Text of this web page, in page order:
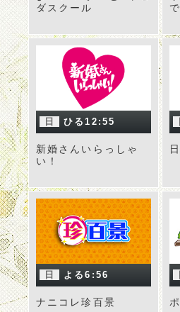
ダスクール
日 ひる12:55
新婚さんいらっしゃ
い！
日 よる6:56
ナニコレ珍百景